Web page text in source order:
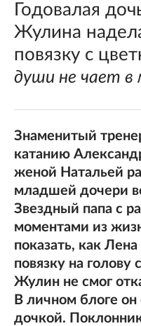
Годовалая
Жулина
повязку с
души не чает в
Знаменитый
катанию
женой Натальей
младшей дочери
Звездный папа с
моментами из
показать, как
повязку на
Жулин не смог
В личном блоге
дочкой.